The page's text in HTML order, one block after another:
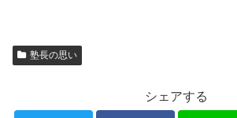
塾長の思い
シェアする